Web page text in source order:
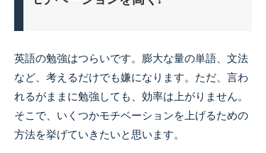
英語の勉強はつらいです。膨大な量の単語、文法
など、考えるだけでも嫌になります。ただ、言わ
れるがままに勉強しても、効率は上がりません。
そこで、いくつかモチベーションを上げるための
方法を挙げていきたいと思います。